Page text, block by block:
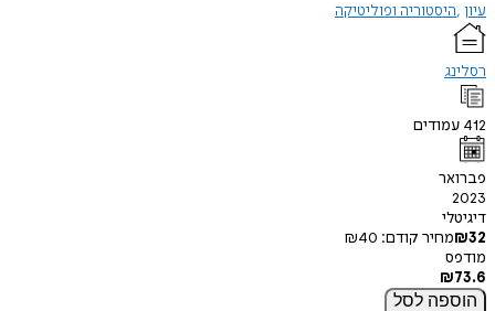
עיון היסטוריה ופוליטיקה
רסלינג
412 עמודים
פברואר
2023
דיגיטלי
₪32 מחיר קודם: ₪40
מודפס
₪73.6
הוספה לסל